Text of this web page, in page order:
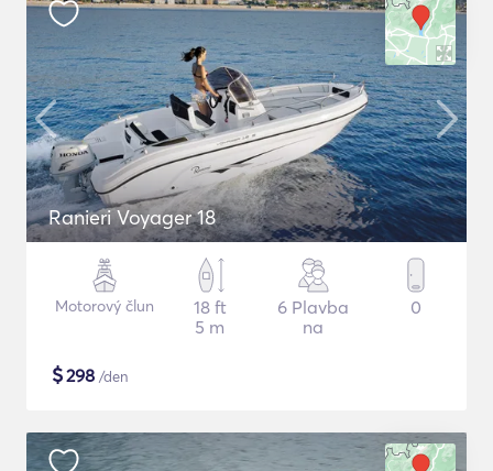
Ranieri Voyager 18
Motorový člun
18 ft
5 m
6 Plavba
na
0
$298 /den